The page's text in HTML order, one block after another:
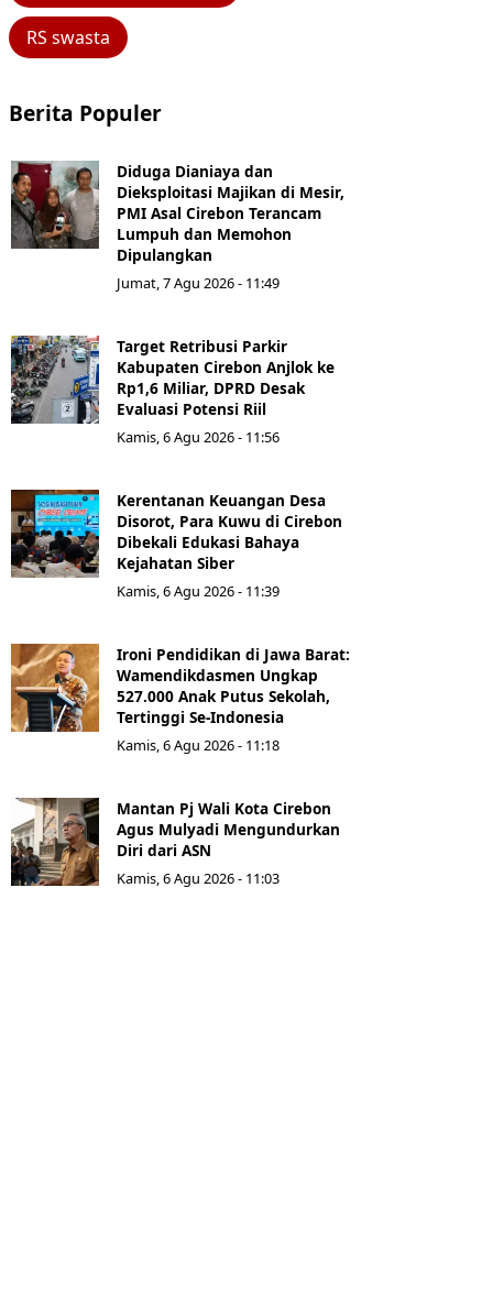
RS swasta
Berita Populer
Diduga Dianiaya dan
Dieksploitasi Majikan di Mesir,
PMI Asal Cirebon Terancam
Lumpuh dan Memohon
Dipulangkan
Jumat, 7 Agu 2026 - 11:49
Target Retribusi Parkir
Kabupaten Cirebon Anjlok ke
Rp1,6 Miliar, DPRD Desak
Evaluasi Potensi Riil
Kamis, 6 Agu 2026 - 11:56
Kerentanan Keuangan Desa
Disorot, Para Kuwu di Cirebon
Dibekali Edukasi Bahaya
Kejahatan Siber
Kamis, 6 Agu 2026 - 11:39
Ironi Pendidikan di Jawa Barat:
Wamendikdasmen Ungkap
527.000 Anak Putus Sekolah,
Tertinggi Se-Indonesia
Kamis, 6 Agu 2026 - 11:18
Mantan Pj Wali Kota Cirebon
Agus Mulyadi Mengundurkan
Diri dari ASN
Kamis, 6 Agu 2026 - 11:03